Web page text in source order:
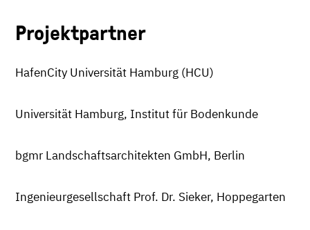
Projektpartner
HafenCity Universität Hamburg (HCU)
Universität Hamburg, Institut für Bodenkunde
bgmr Landschaftsarchitekten GmbH, Berlin
Ingenieurgesellschaft Prof. Dr. Sieker, Hoppegarten